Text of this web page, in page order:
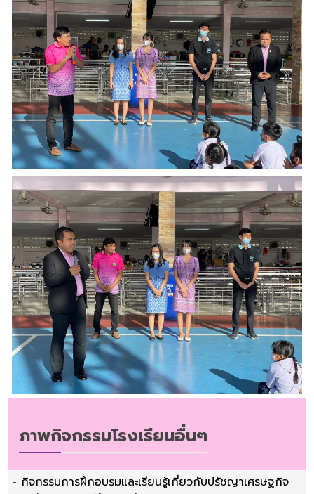
ภาพกิจกรรมโรงเรียนอื่นๆ
- กิจกรรมการฝึกอบรมและเรียนรู้เกี่ยวกับปรัชญาเศรษฐกิจ